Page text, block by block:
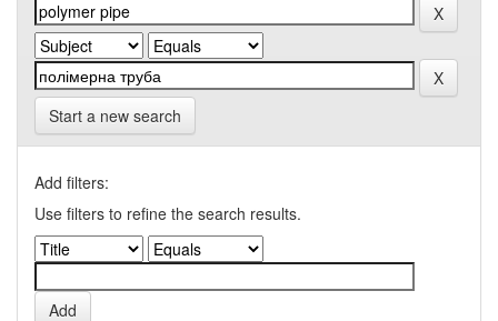
Start a new search
Add filters:
Use filters to refine the search results.